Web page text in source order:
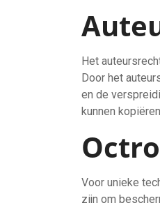
Het
Door het
en de
kunnen
Voor unieke
zijn om